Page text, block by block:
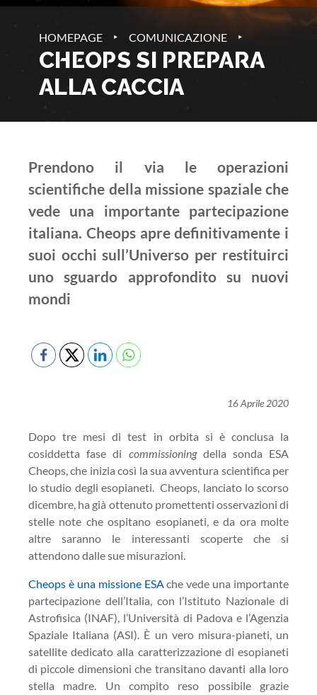
HOMEPAGE ‣ COMUNICAZIONE ‣
CHEOPS SI PREPARA
ALLA CACCIA
Prendono il via le operazioni
scientifiche della missione spaziale che
vede una importante partecipazione
italiana. Cheops apre definitivamente i
suoi occhi sull’Universo per restituirci
uno sguardo approfondito su nuovi
mondi
16 Aprile 2020
Dopo tre mesi di test in orbita si è conclusa la
cosiddetta fase di commissioningdella sonda ESA
Cheops, che inizia così la sua avventura scientifica per
lo studio degli esopianeti. Cheops, lanciato lo scorso
dicembre, ha già ottenuto promettenti osservazioni di
stelle note che ospitano esopianeti, e da ora molte
altre saranno le interessanti scoperte che si
attendono dalle sue misurazioni.
Cheops è una missione ESAche vede una importante
partecipazione dell’Italia, con l’Istituto Nazionale di
Astrofisica (INAF), l’Università di Padova e l’Agenzia
Spaziale Italiana (ASI). È un vero misura-pianeti, un
satellite dedicato alla caratterizzazione di esopianeti
di piccole dimensioni che transitano davanti alla loro
stella madre. Un compito reso possibile grazie